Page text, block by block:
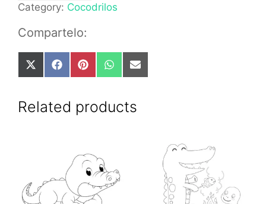
Category: Cocodrilos
Compartelo:
Share
on
(Twitter)
Share
on
Share
on
Share
on
Share
on
Related products